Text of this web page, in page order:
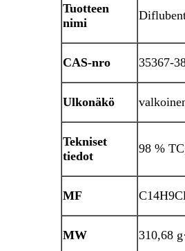
Tuotteen
nimi
CAS-nro 35367-
Ulkonäkö
Tekniset
tiedot
98 %
MF
MW 310,68